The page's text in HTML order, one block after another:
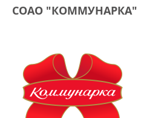
СОАО "КОММУНАРКА"